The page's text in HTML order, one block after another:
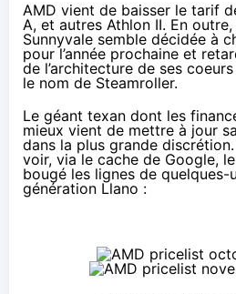
AMD vient de baisser le tarif
A, et autres Athlon II. En
Sunnyvale semble décidée à
pour l’année prochaine et
de l’architecture de ses
le nom de Steamroller.
Le géant texan dont les
mieux vient de mettre à jour
dans la plus grande
voir, via le cache de Google,
bougé les lignes de quelques-
génération Llano :